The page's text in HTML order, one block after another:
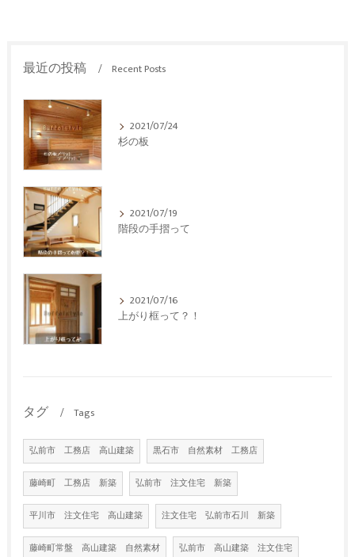
最近の投稿 Recent Posts
2021/07/24
杉の板
2021/07/19
階段の手摺って
2021/07/16
上がり框って？！
タグ Tags
弘前市 工務店 高山建築 黒石市 自然素材 工務店
藤崎町 工務店 新築 弘前市 注文住宅 新築
平川市 注文住宅 高山建築 注文住宅 弘前市石川 新築
藤崎町常盤 高山建築 自然素材 弘前市 高山建築 注文住宅